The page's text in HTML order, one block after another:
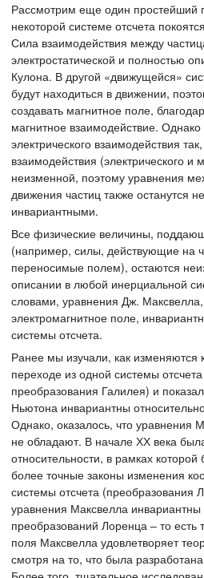
Рассмотрим еще один простейший
некоторой системе отсчета
Сила взаимодействия между
электростатической и полностью
Кулона. В другой «движущейся»
будут находиться в движении,
создавать магнитное поле,
магнитное взаимодействие.
электрического взаимодействия
взаимодействия (электрического и
неизменной, поэтому уравнения
движения частиц также останутся
инвариантными.
Все физические величины,
(например, силы, действующие на
переносимые полем), остаются
описании в любой инерциальной
словами, уравнения Дж.
электромагнитное поле,
системы отсчета.
Ранее мы изучали, как изменяются
переходе из одной системы
преобразования Галилея) и
Ньютона инвариантны
Однако, оказалось, что уравнения
не обладают. В начале ХХ века
относительности, в рамках
более точные законы изменения
системы отсчета (преобразования
уравнения Максвелла инвариантны
преобразований Лоренца – то есть
поля Максвелла удовлетворяет
смотря на то, что была